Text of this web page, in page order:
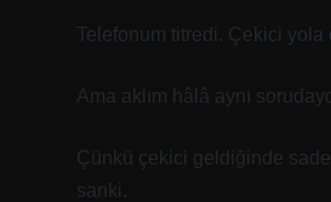
Telefonum titredi. Çekici yola
Ama aklım hâlâ aynı
Çünkü çekici geldiğinde
sanki.